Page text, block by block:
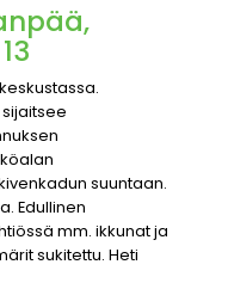
suuntaan.
Edullinen
mm. ikkunat ja
sukitettu. Heti